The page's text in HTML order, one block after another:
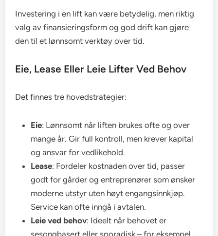
Investering i en lift kan være betydelig, men riktig
valg av finansieringsform og god drift kan gjøre
den til et lønnsomt verktøy over tid.
Eie, Lease Eller Leie Lifter Ved Behov
Det finnes tre hovedstrategier:
Eie: Lønnsomt når liften brukes ofte og over
mange år. Gir full kontroll, men krever kapital
og ansvar for vedlikehold.
Lease: Fordeler kostnaden over tid, passer
godt for gårder og entreprenører som ønsker
moderne utstyr uten høyt engangsinnkjøp.
Service kan ofte inngå i avtalen.
Leie ved behov: Ideelt når behovet er